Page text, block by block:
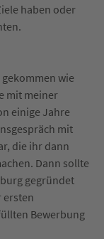
haben oder
wie
mit meiner
einige Jahre
mit
die ihr dann
Dann sollte
gegründet
ersten
Bewerbung